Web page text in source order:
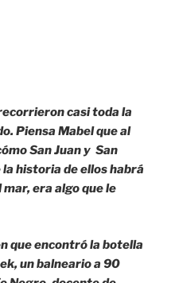
casi toda la
Piensa Mabel que al
San Juan y San
historia de ellos habrá
era algo que le
que encontró la botella
un balneario a 90